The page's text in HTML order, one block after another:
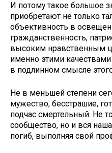
И потому такое большое
приобретают не только
объективность в
гражданственность,
высоким нравственным
именно этими качествами
в подлинном смысле
Не в меньшей степени
мужество, бесстрашие,
подчас смертельный. Не
сообщество, но и вся наша
погиб, выполняя свой